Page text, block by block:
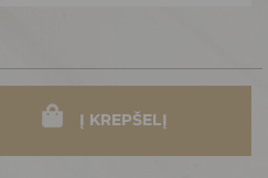
Į KREPŠELĮ